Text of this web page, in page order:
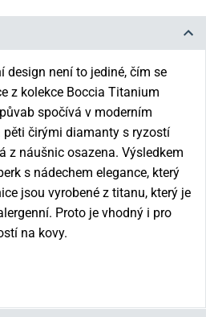
design není to jediné, čím se
z kolekce Boccia Titanium
spočívá v moderním
čirými diamanty s ryzostí
z náušnic osazena. Výsledkem
s nádechem elegance, který
jsou vyrobené z titanu, který je
Proto je vhodný i pro
na kovy.